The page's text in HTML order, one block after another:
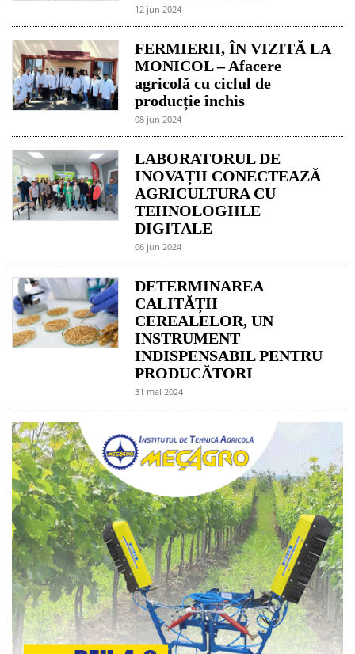
12 jun 2024
FERMIERII, ÎN VIZITĂ LA
MONICOL – Afacere
agricolă cu ciclul de
producție închis
08 jun 2024
LABORATORUL DE
INOVAȚII CONECTEAZĂ
AGRICULTURA CU
TEHNOLOGIILE
DIGITALE
06 jun 2024
DETERMINAREA
CALITĂȚII
CEREALELOR, UN
INSTRUMENT
INDISPENSABIL PENTRU
PRODUCĂTORI
31 mai 2024